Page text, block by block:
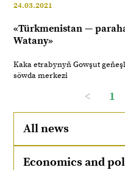
24.03.2021
«Türkmenistan —
Watany»
Kaka etrabynyň Gowşut
söwda merkezi
< 1
All news
Economics and